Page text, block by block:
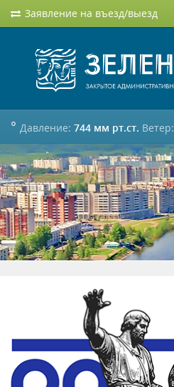
Заявление на въезд/выезд
° Давление: 744 мм рт.ст. Ветер: